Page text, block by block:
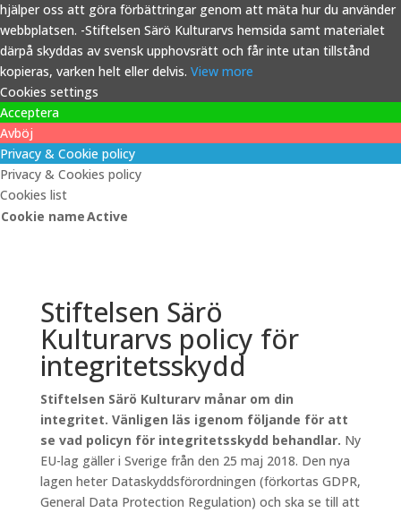
hjälper oss att göra förbättringar genom att mäta hur du använder
webbplatsen. -Stiftelsen Särö Kulturarvs hemsida samt materialet
därpå skyddas av svensk upphovsrätt och får inte utan tillstånd
kopieras, varken helt eller delvis. View more
Cookies settings
Acceptera
Avböj
Privacy & Cookie policy
Privacy & Cookies policy
Cookies list
Cookie nameActive
Stiftelsen Särö
Kulturarvs policy för
integritetsskydd
Stiftelsen Särö Kulturarv månar om din
integritet. Vänligen läs igenom följande för att
se vad policyn för integritetsskydd behandlar. Ny
EU-lag gäller i Sverige från den 25 maj 2018. Den nya
lagen heter Dataskyddsförordningen (förkortas GDPR,
General Data Protection Regulation) och ska se till att